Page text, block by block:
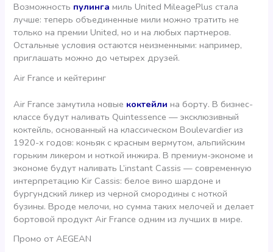
Возможность пулингамиль United MileagePlus стала
лучше: теперь объединенные мили можно тратить не
только на премии United, но и на любых партнеров.
Остальные условия остаются неизменными: например,
приглашать можно до четырех друзей.
Air France и кейтеринг
Air France замутила новые коктейлина борту. В бизнес-
классе будут наливать Quintessence — эксклюзивный
коктейль, основанный на классическом Boulevardier из
1920-х годов: коньяк с красным вермутом, альпийским
горьким ликером и ноткой инжира. В премиум-экономе и
экономе будут наливать L’instant Cassis — современную
интерпретацию Kir Cassis: белое вино шардоне и
бургундский ликер из черной смородины с ноткой
бузины. Вроде мелочи, но сумма таких мелочей и делает
бортовой продукт Air France одним из лучших в мире.
Промо от AEGEAN